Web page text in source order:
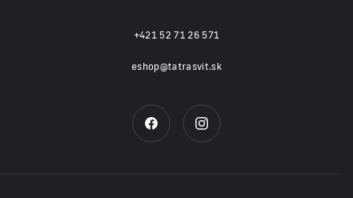
+421 52 71 26 571
eshop@tatrasvit.sk